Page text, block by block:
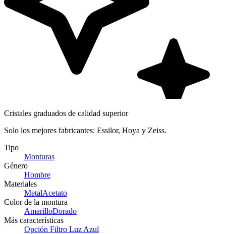
Cristales graduados de calidad superior
Solo los mejores fabricantes: Essilor, Hoya y Zeiss.
Tipo
Monturas
Género
Hombre
Materiales
MetalAcetato
Color de la montura
AmarilloDorado
Más características
Opción Filtro Luz Azul